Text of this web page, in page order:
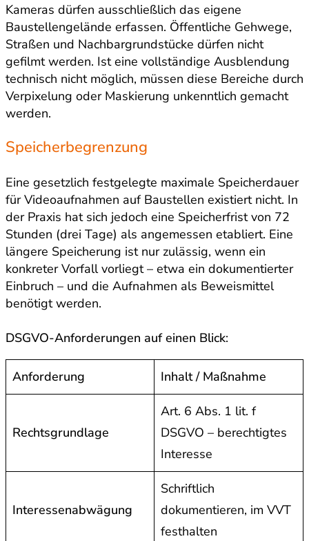
Kameras dürfen ausschließlich das eigene
Baustellengelände erfassen. Öffentliche Gehwege,
Straßen und Nachbargrundstücke dürfen nicht
gefilmt werden. Ist eine vollständige Ausblendung
technisch nicht möglich, müssen diese Bereiche durch
Verpixelung oder Maskierung unkenntlich gemacht
werden.
Speicherbegrenzung
Eine gesetzlich festgelegte maximale Speicherdauer
für Videoaufnahmen auf Baustellen existiert nicht. In
der Praxis hat sich jedoch eine Speicherfrist von 72
Stunden (drei Tage) als angemessen etabliert. Eine
längere Speicherung ist nur zulässig, wenn ein
konkreter Vorfall vorliegt – etwa ein dokumentierter
Einbruch – und die Aufnahmen als Beweismittel
benötigt werden.
DSGVO-Anforderungen auf einen Blick:
Anforderung Inhalt / Maßnahme
Rechtsgrundlage
Art. 6 Abs. 1 lit. f
DSGVO – berechtigtes
Interesse
Interessenabwägung
Schriftlich
dokumentieren, im VVT
festhalten